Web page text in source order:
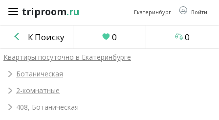
triproom.ru Екатеринбург Войти
triproom .ru
Российский
Войти / Зарегистрироваться
К Поиску 0 0
Квартиры посуточно в Екатеринбурге
Ботаническая
2-комнатные
408, Ботаническая